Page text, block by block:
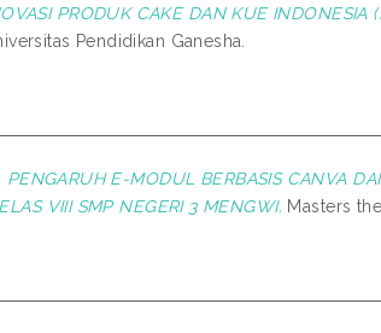
PRODUK CAKE DAN KUE INDONESIA
Pendidikan Ganesha.
PENGARUH E-MODUL BERBASIS CANVA
VIII SMP NEGERI 3 MENGWI. Masters